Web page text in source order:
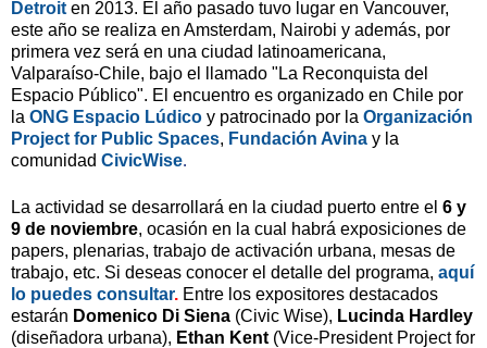
Detroit en 2013. El año pasado tuvo lugar en Vancouver,
este año se realiza en Amsterdam, Nairobi y además, por
primera vez será en una ciudad latinoamericana,
Valparaíso-Chile, bajo el llamado "La Reconquista del
Espacio Público". El encuentro es organizado en Chile por
la ONG Espacio Lúdico y patrocinado por la Organización
Project for Public Spaces, Fundación Avina y la
comunidad CivicWise.
La actividad se desarrollará en la ciudad puerto entre el 6 y
9 de noviembre, ocasión en la cual habrá exposiciones de
papers, plenarias, trabajo de activación urbana, mesas de
trabajo, etc. Si deseas conocer el detalle del programa, aquí
lo puedes consultar. Entre los expositores destacados
estarán Domenico Di Siena (Civic Wise), Lucinda Hardley
(diseñadora urbana), Ethan Kent (Vice-President Project for